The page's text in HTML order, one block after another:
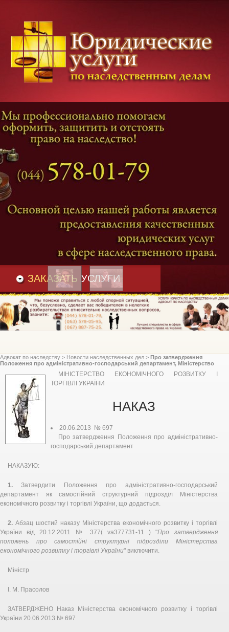
Категории дел
Наследование и Завещание
Оформление наследства
Оспаривание наследства
Адвокат наследственные дела
и Вакансии
ЗАКАЗАТЬ УСЛУГИ
Адвокат по наследству > Новости наследственных дел > Про затвердження
Положення про адміністративно-господарський департамент, Міністерство
МІНІСТЕРСТВО ЕКОНОМІЧНОГО РОЗВИТКУ І
ТОРГІВЛІ УКРАЇНИ
НАКАЗ
20.06.2013 № 697
Про затвердження Положення про адміністративно-
господарський департамент
НАКАЗУЮ:
1. Затвердити Положення про адміністративно-господарський
департамент як самостійний структурний підрозділ Міністерства
економічного розвитку і торгівлі України, що додається.
2. Абзац шостий наказу Міністерства економічного розвитку і торгівлі
України від 20.12.2011 № 377( va377731-11 ) "Про затвердження
положень про самостійні структурні підрозділи Міністерства
економічного розвитку і торгівлі України" виключити.
Міністр
І. М. Прасолов
ЗАТВЕРДЖЕНО Наказ Міністерства економічного розвитку і торгівлі
України 20.06.2013 № 697